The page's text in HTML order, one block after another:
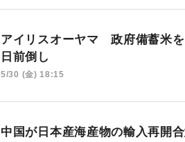
アイリスオーヤマ 政府備蓄米
日前倒し
5/30 (金) 18:15
中国が日本産海産物の輸入再開